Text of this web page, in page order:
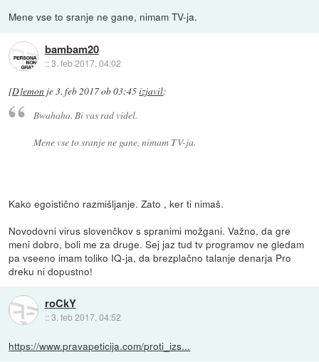
Mene vse to sranje ne gane, nimam TV-ja.
bambam20
::3. feb 2017, 04:02
[D]emon je3. feb 2017 ob 03:45izjavil:
Bwahaha. Bi vas rad videl.
Mene vse to sranje ne gane, nimam TV-ja.
Kako egoistično razmišljanje. Zato , ker ti nimaš.
Novodovni virus slovenčkov s spranimi možgani. Važno, da gre
meni dobro, boli me za druge. Sej jaz tud tv programov ne gledam
pa vseeno imam toliko IQ-ja, da brezplačno talanje denarja Pro
dreku ni dopustno!
roCkY
::3. feb 2017, 04:52
https://www.pravapeticija.com/proti_izs...